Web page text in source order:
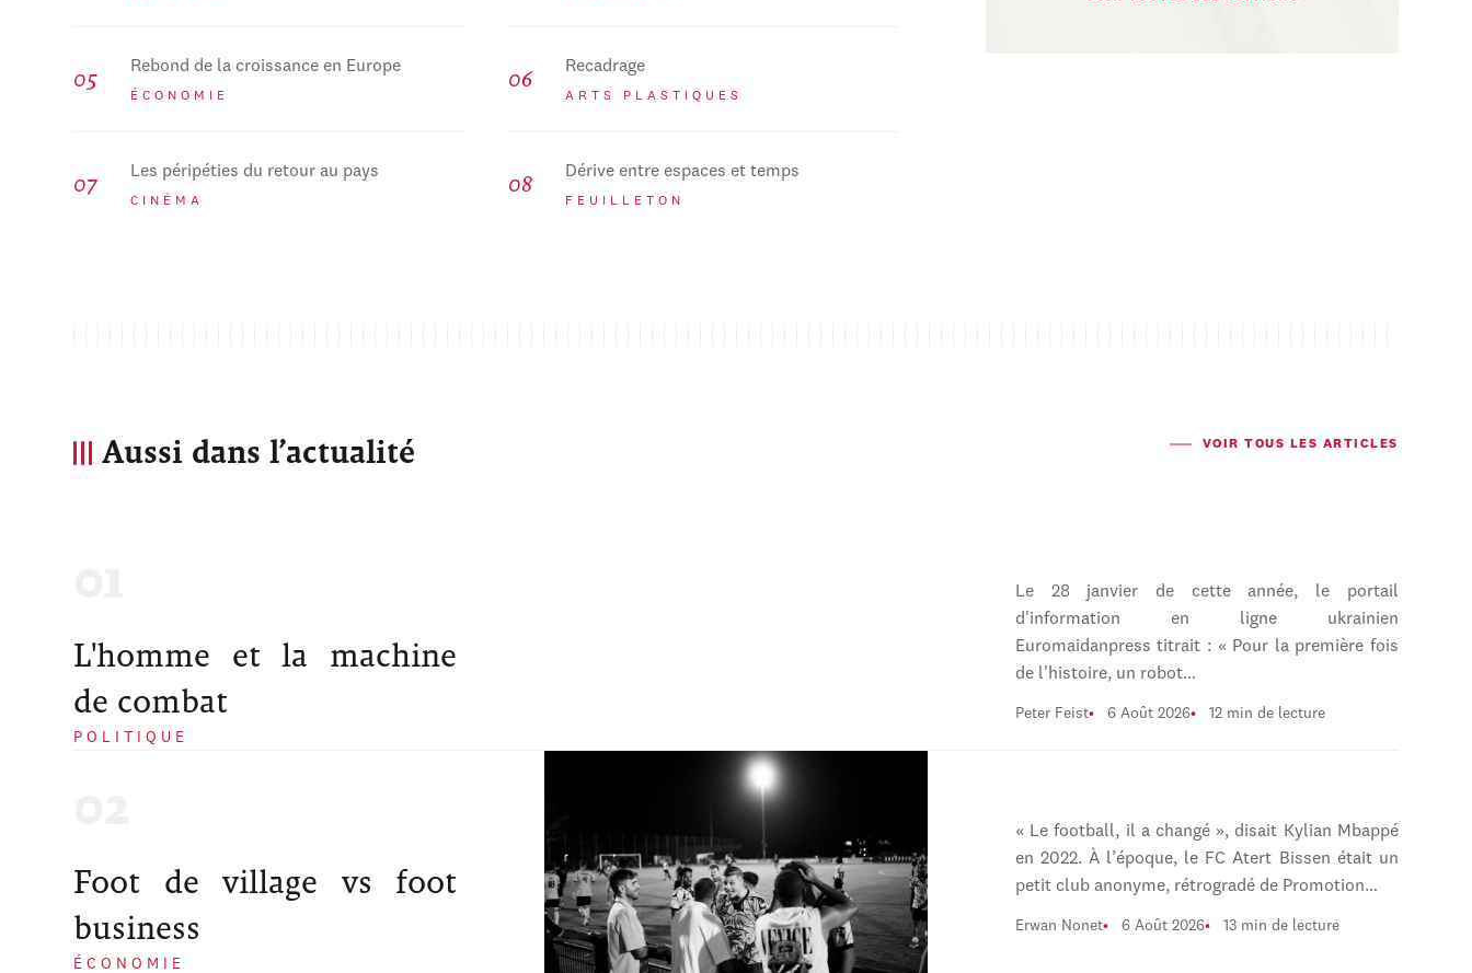
Rebond de la croissance en Europe
ÉCONOMIE
Recadrage
ARTS PLASTIQUES
Les péripéties du retour au pays
CINÉMA
Dérive entre espaces et temps
FEUILLETON
Aussi dans l’actualité VOIR TOUS LES ARTICLES
L'homme et la machine
de combat
POLITIQUE
Le 28 janvier de cette année, le portail
d'information en ligne ukrainien
Euromaidanpress titrait : « Pour la première fois
de l'histoire, un robot…
Peter Feist 6 Août 2026 12 min de lecture
Foot de village vs foot
business
ÉCONOMIE
« Le football, il a changé », disait Kylian Mbappé
en 2022. À l’époque, le FC Atert Bissen était un
petit club anonyme, rétrogradé de Promotion…
Erwan Nonet 6 Août 2026 13 min de lecture